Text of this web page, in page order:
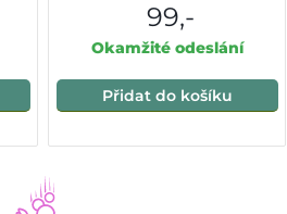
99,-
Okamžité odeslání
Přidat do košíku